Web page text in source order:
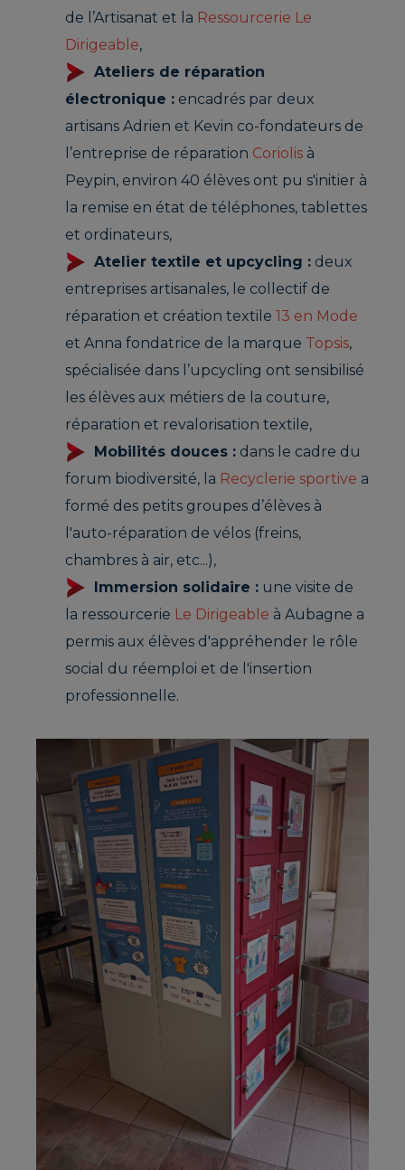
de l’Artisanat et la Ressourcerie Le
Dirigeable,
Ateliers de réparation
électronique : encadrés par deux
artisans Adrien et Kevin co-fondateurs de
l’entreprise de réparation Coriolis à
Peypin, environ 40 élèves ont pu s'initier à
la remise en état de téléphones, tablettes
et ordinateurs,
Atelier textile et upcycling : deux
entreprises artisanales, le collectif de
réparation et création textile 13 en Mode
et Anna fondatrice de la marque Topsis,
spécialisée dans l’upcycling ont sensibilisé
les élèves aux métiers de la couture,
réparation et revalorisation textile,
Mobilités douces : dans le cadre du
forum biodiversité, la Recyclerie sportive a
formé des petits groupes d’élèves à
l'auto-réparation de vélos (freins,
chambres à air, etc...),
Immersion solidaire : une visite de
la ressourcerie Le Dirigeable à Aubagne a
permis aux élèves d'appréhender le rôle
social du réemploi et de l'insertion
professionnelle.